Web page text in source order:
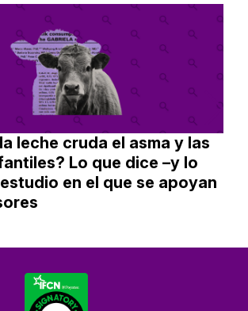
leche cruda el asma y las
Lo que dice –y lo
en el que se apoyan